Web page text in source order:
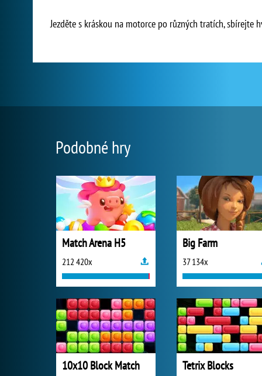
Jezděte s kráskou na motorce po různých tratích, sbírejte
Podobné hry
Match Arena H5
212 420x
Big Farm
37 134x
10x10 Block Match Tetrix Blocks